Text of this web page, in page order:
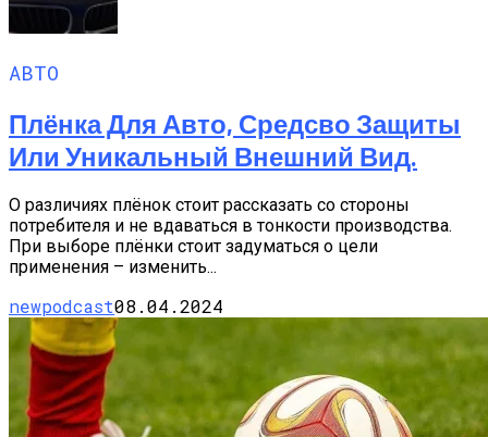
АВТО
Плёнка Для Авто, Средсво Защиты
Или Уникальный Внешний Вид.
О различиях плёнок стоит рассказать со стороны
потребителя и не вдаваться в тонкости производства.
При выборе плёнки стоит задуматься о цели
применения – изменить...
newpodcast08.04.2024